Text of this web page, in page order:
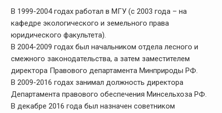
В 1999-2004 годах работал в МГУ (с 2003 года – на
кафедре экологического и земельного права
юридического факультета).
В 2004-2009 годах был начальником отдела лесного и
смежного законодательства, а затем заместителем
директора Правового департамента Минприроды РФ.
В 2009-2016 годах занимал должность директора
Департамента правового обеспечения Минсельхоза РФ.
В декабре 2016 года был назначен советником